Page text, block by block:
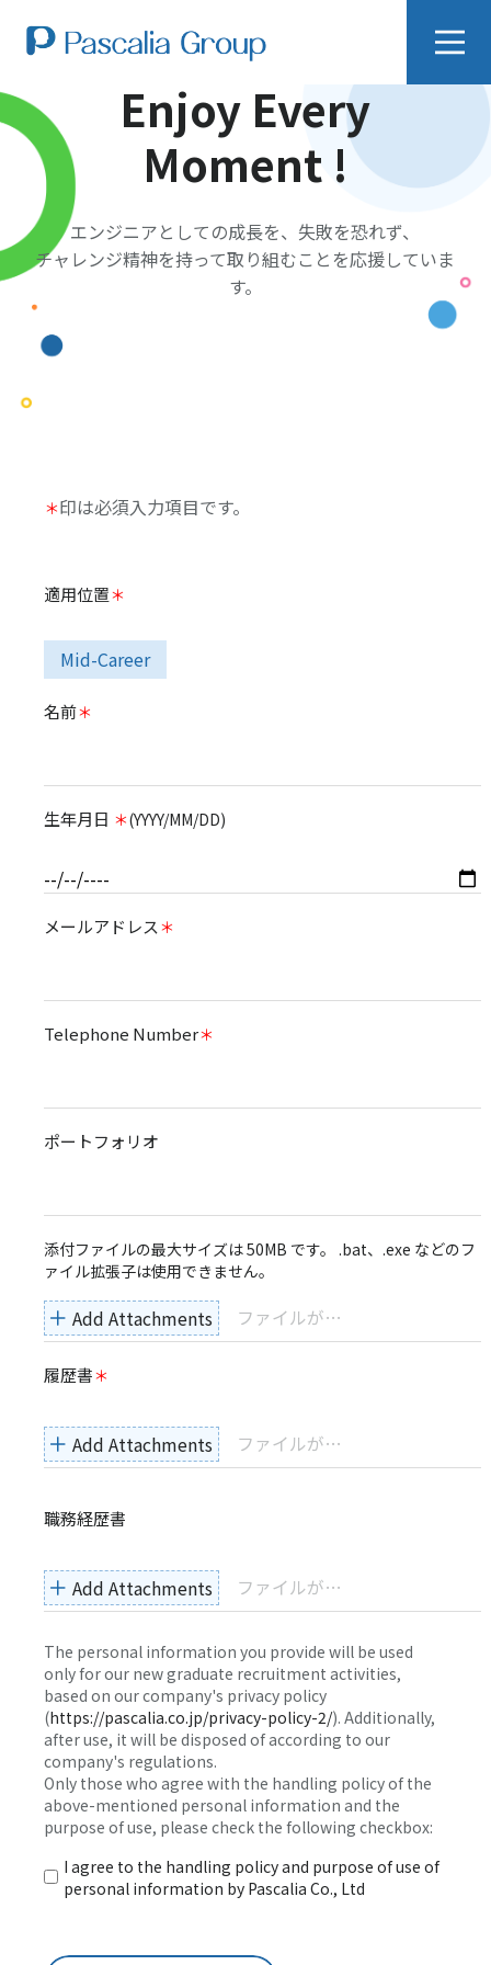
Enjoy Every
Moment !
エンジニアとしての成長を、失敗を恐れず、
チャレンジ精神を持って取り組むことを応援していま
す。
＊印は必須入力項目です。
適用位置＊
Mid-Career
名前＊
生年月日 ＊(YYYY/MM/DD)
メールアドレス ＊
Telephone Number＊
ポートフォリオ
添付ファイルの最大サイズは 50MB です。 .bat、.exe などのフ
ァイル拡張子は使用できません。
Add Attachments ファイルがまだ選択されていません
履歴書＊
Add Attachments ファイルがまだ選択されていません
職務経歴書
Add Attachments ファイルがまだ選択されていません
The personal information you provide will be used
only for our new graduate recruitment activities,
based on our company's privacy policy
(https://pascalia.co.jp/privacy-policy-2/). Additionally,
after use, it will be disposed of according to our
company's regulations.
Only those who agree with the handling policy of the
above-mentioned personal information and the
purpose of use, please check the following checkbox:
I agree to the handling policy and purpose of use of
personal information by Pascalia Co., Ltd